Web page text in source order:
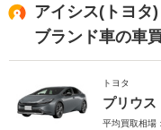
アイシス(トヨタ
ブランド車の車
トヨタ
プリウス
平均買取相場：